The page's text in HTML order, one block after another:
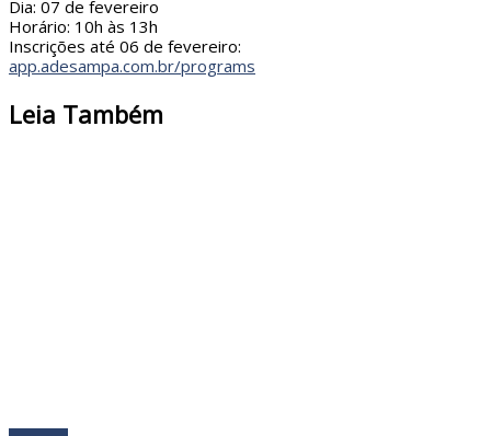
Dia: 07 de fevereiro
Horário: 10h às 13h
Inscrições até 06 de fevereiro:
app.adesampa.com.br/programs
Leia Também